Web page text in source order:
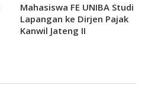
Mahasiswa FE UNIBA Studi
Lapangan ke Dirjen Pajak
Kanwil Jateng II